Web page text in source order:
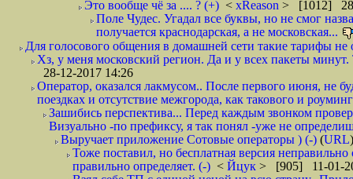
Это вообще чё за .... ? (+) < xReason > [1012]
Поле Чудес. Угадал все буквы, но не смог
получается краснодарская, а не московская...
Для голосового общения в домашней сети такие тарифы не
Хз, у меня московский регион. Да и у всех пакеты
28-12-2017 14:26
Оператор, оказался лакмусом.. После первого июня, не
поездках и отсутствие межгорода, как такового и
Зашибись перспектива... Перед каждым звонком
Визуально -по префиксу, я так понял -уже не
Выручает приложение Сотовые операторы ) (-) (URL
Тоже поставил, но бесплатная версия
правильно определяет. (-) < Йцук > [905] 11-01-